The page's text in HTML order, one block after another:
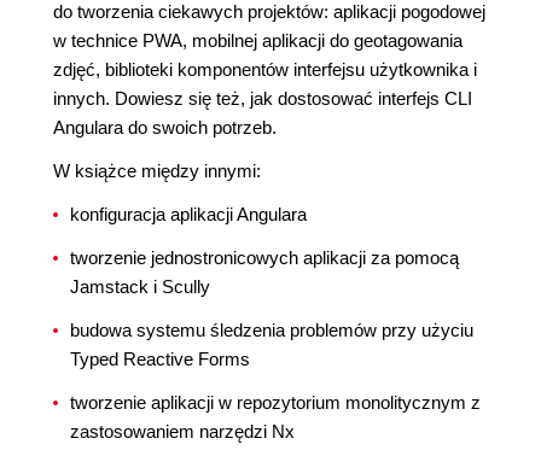
do tworzenia ciekawych projektów: aplikacji pogodowej
w technice PWA, mobilnej aplikacji do geotagowania
zdjęć, biblioteki komponentów interfejsu użytkownika i
innych. Dowiesz się też, jak dostosować interfejs CLI
Angulara do swoich potrzeb.
W książce między innymi:
konfiguracja aplikacji Angulara
tworzenie jednostronicowych aplikacji za pomocą
Jamstack i Scully
budowa systemu śledzenia problemów przy użyciu
Typed Reactive Forms
tworzenie aplikacji w repozytorium monolitycznym z
zastosowaniem narzędzi Nx